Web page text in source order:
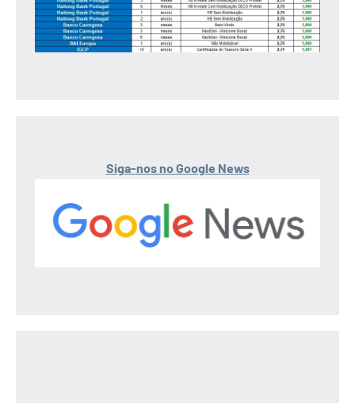
Siga-nos no Google News